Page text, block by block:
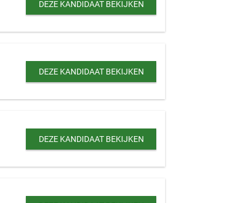
DEZE KANDIDAAT BEKIJKEN
DEZE KANDIDAAT BEKIJKEN
DEZE KANDIDAAT BEKIJKEN